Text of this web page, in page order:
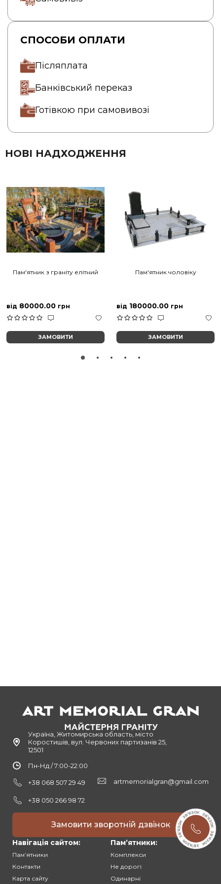
СПОСОБИ ОПЛАТИ
Післяплата
Банківський переказ
Готівкою при самовивозі
НОВІ НАДХОДЖЕННЯ
Пам'ятник з граніту елітний
від 80000.00 грн
ЗАМОВИТИ
Пам'ятник чоловіку
від 180000.00 грн
ЗАМОВИТИ
Україна, Житомирська область, місто
Коростишів, вул. Червоних партизанів 25,
12501
Пн-Нд / 7:00-22:00
+38 068 507 29 49
+38 050 266 98 72
artmemorialgran@gmail.com
Замовити зворотній дзвінок
Навігація сайтом:
Памʼятники
Контакти
Карта сайту
Памʼятники:
Комплекси
Не дорогі
Одинарні